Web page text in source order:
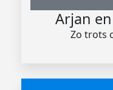
Arjan
Zo trots